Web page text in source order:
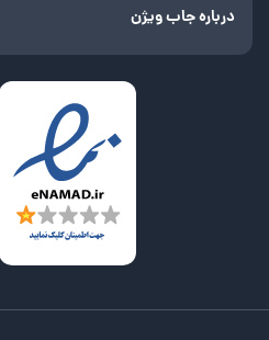
درباره جاب ویژن